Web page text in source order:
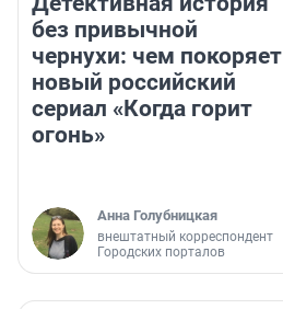
без привычной
чернухи: чем покоряет
новый российский
сериал «Когда горит
огонь»
Анна Голубницкая
внештатный корреспондент
Городских порталов